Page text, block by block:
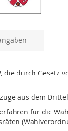
die durch
aus dem
für die